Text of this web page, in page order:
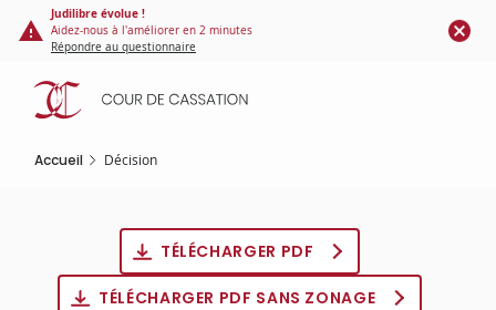
Panneau de gestion des cookies
contenu
principal
Judilibre évolue !
Aidez-nous à l'améliorer en 2 minutes
Répondre au questionnaire
Accueil Décision
TÉLÉCHARGER PDF
TÉLÉCHARGER PDF SANS ZONAGE